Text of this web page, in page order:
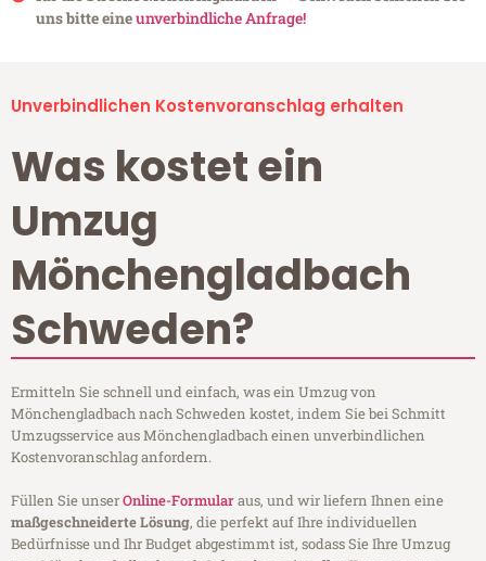
uns bitte eineunverbindliche Anfrage!
Unverbindlichen Kostenvoranschlag erhalten
Was kostet ein
Umzug
Mönchengladbach
Schweden?
Ermitteln Sie schnell und einfach, was ein Umzug von
Mönchengladbach nach Schweden kostet, indem Sie bei Schmitt
Umzugsservice aus Mönchengladbach einen unverbindlichen
Kostenvoranschlag anfordern.
Füllen Sie unserOnline-Formularaus, und wir liefern Ihnen eine
maßgeschneiderte Lösung, die perfekt auf Ihre individuellen
Bedürfnisse und Ihr Budget abgestimmt ist, sodass Sie Ihre Umzug